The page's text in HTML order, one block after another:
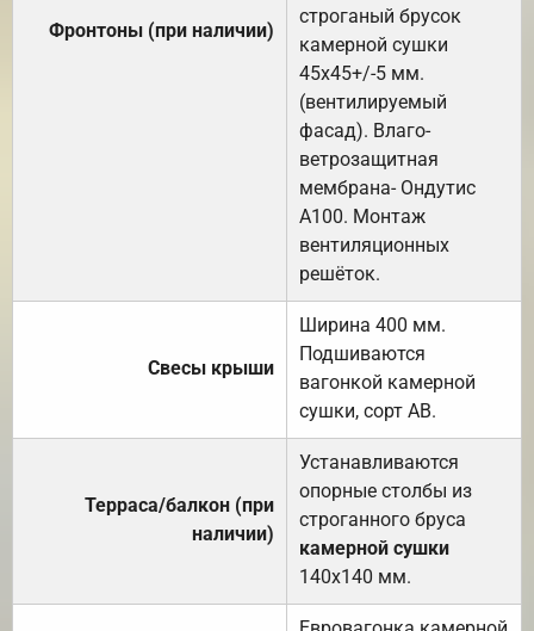
Фронтоны (при наличии)
строганый брусок
камерной сушки
45х45+/-5 мм.
(вентилируемый
фасад). Влаго-
ветрозащитная
мембрана- Ондутис
А100. Монтаж
вентиляционных
решёток.
Свесы крыши
Ширина 400 мм.
Подшиваются
вагонкой камерной
сушки, сорт АВ.
Терраса/балкон (при
наличии)
Устанавливаются
опорные столбы из
строганного бруса
камерной сушки
140х140 мм.